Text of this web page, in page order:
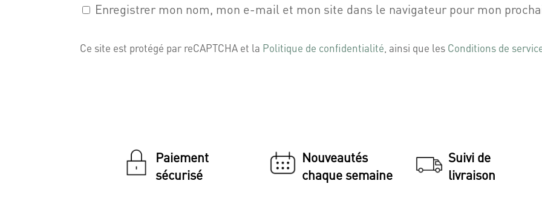
Enregistrer mon nom, mon e-mail et mon site dans le navigateur pour mon
Ce site est protégé par reCAPTCHA et la Politique de confidentialité , ainsi que les Conditions de
Paiement
sécurisé
Nouveautés
chaque semaine
Suivi de
livraison